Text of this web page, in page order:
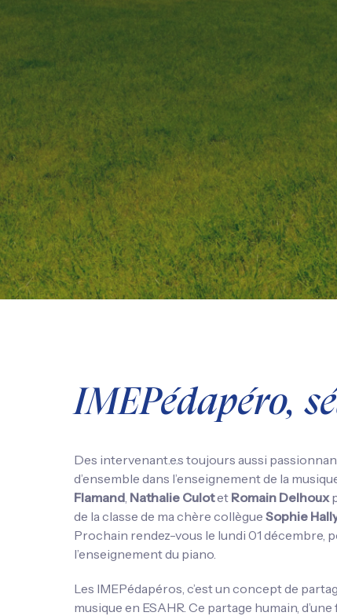
IMEPédapéro,
Des intervenant.e.s toujours aussi
d’ensemble dans l’enseignement de la
Flamand, Nathalie Culotet Romain Delhoux
de la classe de ma chère collègue Sophie
Prochain rendez-vous le lundi 01 décembre,
l’enseignement du piano.
Les IMEPédapéros, c’est un concept de
musique en ESAHR. Ce partage humain,